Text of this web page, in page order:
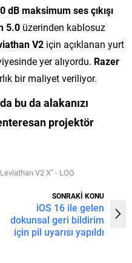
dB maksimum ses çıkışı
5.0 üzerinden kablosuz
V2 için açıklanan yurt
yer alıyordu. Razer
bir maliyet veriliyor.
bu da alakanızı
projektör
V2 X" - LOG
SONRAKİ KONU
iOS 16 ile gelen
dokunsal geri bildirim
için pil uyarısı yapıldı